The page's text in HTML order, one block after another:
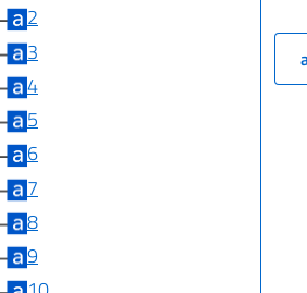
2
3
4
5
6
7
8
9